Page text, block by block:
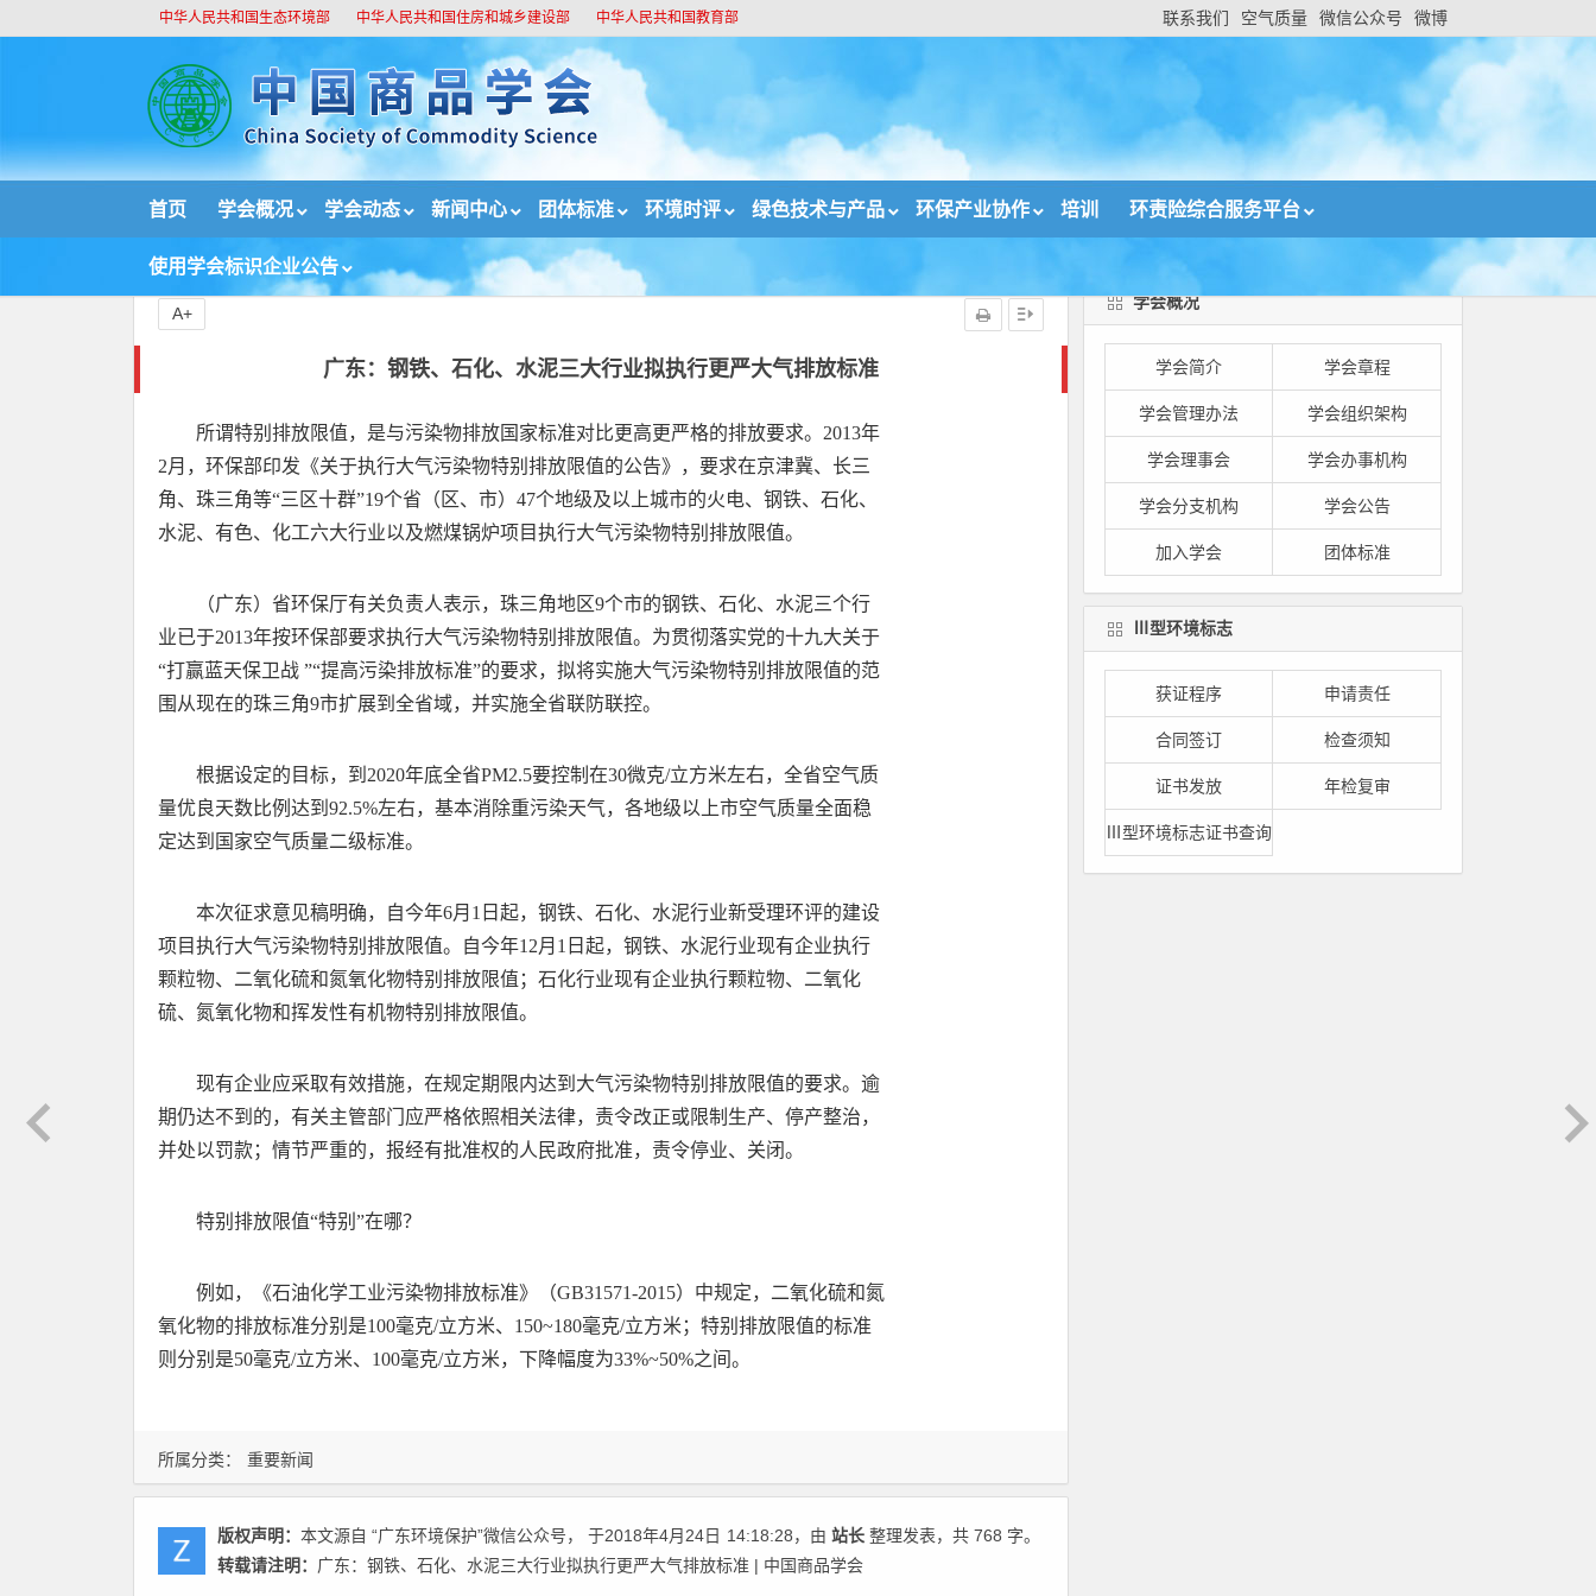
中华人民共和国生态环境部 中华人民共和国住房和城乡建设部 中华人民共和国教育部 联系我们 空气质量 微信公众号 微博
首页 学会概况 学会动态 新闻中心 团体标准 环境时评 绿色技术与产品 环保产业协作 培训 环责险综合服务平台
使用学会标识企业公告
//
首页 新闻中心 重要新闻 广东：钢铁、石化、水泥三大行业拟执行更严大气排放标准
广东：钢铁、石化、水泥三大行业拟执行更严大气排放标准
A+
所属分类： 重要新闻
所谓特别排放限值，是与污染物排放国家标准对比更高更严格的排放要求。2013年
2月，环保部印发《关于执行大气污染物特别排放限值的公告》，要求在京津冀、长三
角、珠三角等“三区十群”19个省（区、市）47个地级及以上城市的火电、钢铁、石化、
水泥、有色、化工六大行业以及燃煤锅炉项目执行大气污染物特别排放限值。
（广东）省环保厅有关负责人表示，珠三角地区9个市的钢铁、石化、水泥三个行
业已于2013年按环保部要求执行大气污染物特别排放限值。为贯彻落实党的十九大关于
“打赢蓝天保卫战 ”“提高污染排放标准”的要求，拟将实施大气污染物特别排放限值的范
围从现在的珠三角9市扩展到全省域，并实施全省联防联控。
根据设定的目标，到2020年底全省PM2.5要控制在30微克/立方米左右，全省空气质
量优良天数比例达到92.5%左右，基本消除重污染天气，各地级以上市空气质量全面稳
定达到国家空气质量二级标准。
本次征求意见稿明确，自今年6月1日起，钢铁、石化、水泥行业新受理环评的建设
项目执行大气污染物特别排放限值。自今年12月1日起，钢铁、水泥行业现有企业执行
颗粒物、二氧化硫和氮氧化物特别排放限值；石化行业现有企业执行颗粒物、二氧化
硫、氮氧化物和挥发性有机物特别排放限值。
现有企业应采取有效措施，在规定期限内达到大气污染物特别排放限值的要求。逾
期仍达不到的，有关主管部门应严格依照相关法律，责令改正或限制生产、停产整治，
并处以罚款；情节严重的，报经有批准权的人民政府批准，责令停业、关闭。
特别排放限值“特别”在哪？
例如，《石油化学工业污染物排放标准》（GB31571-2015）中规定，二氧化硫和氮
氧化物的排放标准分别是100毫克/立方米、150~180毫克/立方米；特别排放限值的标准
则分别是50毫克/立方米、100毫克/立方米，下降幅度为33%~50%之间。
版权声明： 本文源自 “广东环境保护”微信公众号， 于2018年4月24日 14:18:28，由 站长 整理发表，共 768 字。
转载请注明： 广东：钢铁、石化、水泥三大行业拟执行更严大气排放标准 | 中国商品学会
学会概况
学会简介 学会章程
学会管理办法 学会组织架构
学会理事会 学会办事机构
学会分支机构 学会公告
加入学会 团体标准
Ⅲ型环境标志
获证程序 申请责任
合同签订 检查须知
证书发放 年检复审
Ⅲ型环境标志证书查询